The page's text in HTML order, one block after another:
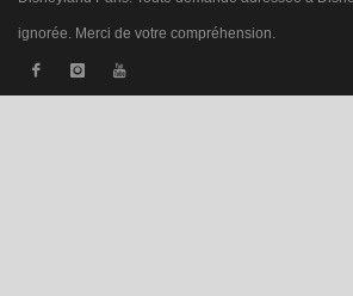
ignorée. Merci de votre compréhension.